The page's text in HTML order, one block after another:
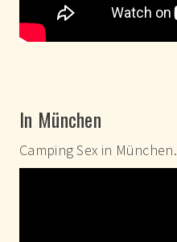
In München
Camping Sex in München.